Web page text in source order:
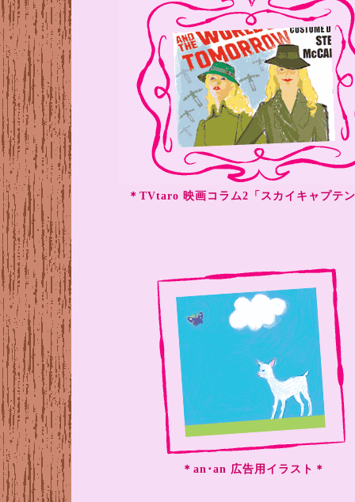
＊TVtaro 映画コラム2「スカイキャプテ
＊an･an 広告用イラスト＊